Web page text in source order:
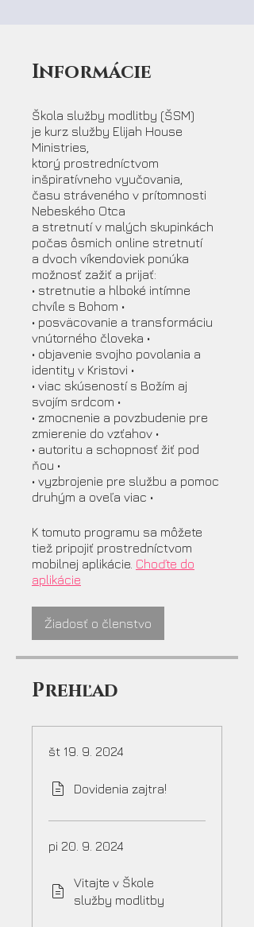
Informácie
Škola služby modlitby (ŠSM)
je kurz služby Elijah House
Ministries,
ktorý prostredníctvom
inšpiratívneho vyučovania,
času stráveného v prítomnosti
Nebeského Otca
a stretnutí v malých skupinkách
počas ôsmich online stretnutí
a dvoch víkendoviek ponúka
možnosť zažiť a prijať:
• stretnutie a hlboké intímne
chvíle s Bohom •
• posväcovanie a transformáciu
vnútorného človeka •
• objavenie svojho povolania a
identity v Kristovi •
• viac skúseností s Božím aj
svojím srdcom •
• zmocnenie a povzbudenie pre
zmierenie do vzťahov •
• autoritu a schopnosť žiť pod
ňou •
• vyzbrojenie pre službu a pomoc
druhým a oveľa viac •
K tomuto programu sa môžete
tiež pripojiť prostredníctvom
mobilnej aplikácie. Choďte do
aplikácie
Žiadosť o členstvo
Prehľad
št 19. 9. 2024
Dovidenia zajtra!
pi 20. 9. 2024
Vitajte v Škole
služby modlitby